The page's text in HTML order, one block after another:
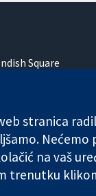
Square
(no.
stranica
na vaš
trenutku